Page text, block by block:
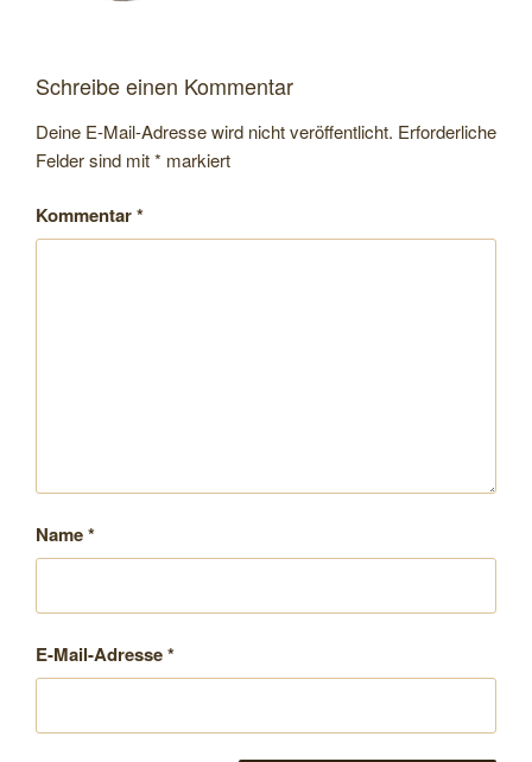
Schreibe einen Kommentar
Deine E-Mail-Adresse wird nicht veröffentlicht. Erforderliche
Felder sind mit* markiert
Kommentar*
Name*
E-Mail-Adresse*